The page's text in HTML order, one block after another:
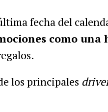
fecha del
como una
los principales